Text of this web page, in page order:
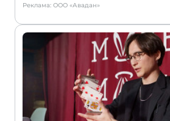
Реклама: ООО «Авадан»